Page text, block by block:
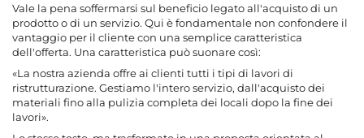
Vale la pena soffermarsi sul beneficio legato all'acquisto di un
prodotto o di un servizio. Qui è fondamentale non confondere il
vantaggio per il cliente con una semplice caratteristica
dell'offerta. Una caratteristica può suonare così:
«La nostra azienda offre ai clienti tutti i tipi di lavori di
ristrutturazione. Gestiamo l'intero servizio, dall'acquisto dei
materiali fino alla pulizia completa dei locali dopo la fine dei
lavori».